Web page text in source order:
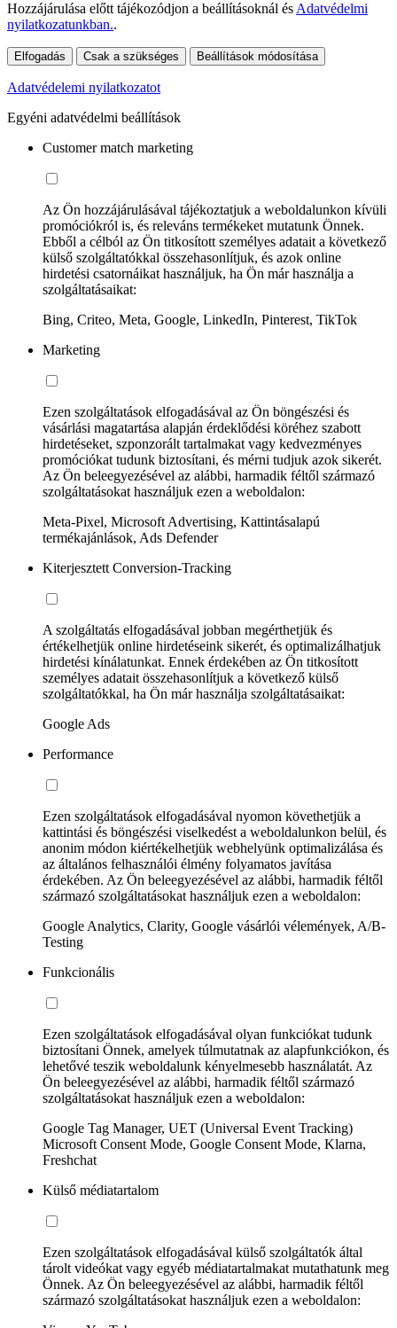
Hozzájárulása előtt tájékozódjon a beállításoknál és Adatvédelmi
nyilatkozatunkban..
Elfogadás Csak a szükséges Beállítások módosítása
Adatvédelemi nyilatkozatot
Egyéni adatvédelmi beállítások
Customer match marketing
Az Ön hozzájárulásával tájékoztatjuk a weboldalunkon kívüli
promóciókról is, és releváns termékeket mutatunk Önnek.
Ebből a célból az Ön titkosított személyes adatait a következő
külső szolgáltatókkal összehasonlítjuk, és azok online
hirdetési csatornáikat használjuk, ha Ön már használja a
szolgáltatásaikat:
Bing, Criteo, Meta, Google, LinkedIn, Pinterest, TikTok
Marketing
Ezen szolgáltatások elfogadásával az Ön böngészési és
vásárlási magatartása alapján érdeklődési köréhez szabott
hirdetéseket, szponzorált tartalmakat vagy kedvezményes
promóciókat tudunk biztosítani, és mérni tudjuk azok sikerét.
Az Ön beleegyezésével az alábbi, harmadik féltől származó
szolgáltatásokat használjuk ezen a weboldalon:
Meta-Pixel, Microsoft Advertising, Kattintásalapú
termékajánlások, Ads Defender
Kiterjesztett Conversion-Tracking
A szolgáltatás elfogadásával jobban megérthetjük és
értékelhetjük online hirdetéseink sikerét, és optimalizálhatjuk
hirdetési kínálatunkat. Ennek érdekében az Ön titkosított
személyes adatait összehasonlítjuk a következő külső
szolgáltatókkal, ha Ön már használja szolgáltatásaikat:
Google Ads
Performance
Ezen szolgáltatások elfogadásával nyomon követhetjük a
kattintási és böngészési viselkedést a weboldalunkon belül, és
anonim módon kiértékelhetjük webhelyünk optimalizálása és
az általános felhasználói élmény folyamatos javítása
érdekében. Az Ön beleegyezésével az alábbi, harmadik féltől
származó szolgáltatásokat használjuk ezen a weboldalon:
Google Analytics, Clarity, Google vásárlói vélemények, A/B-
Testing
Funkcionális
Ezen szolgáltatások elfogadásával olyan funkciókat tudunk
biztosítani Önnek, amelyek túlmutatnak az alapfunkciókon, és
lehetővé teszik weboldalunk kényelmesebb használatát. Az
Ön beleegyezésével az alábbi, harmadik féltől származó
szolgáltatásokat használjuk ezen a weboldalon:
Google Tag Manager, UET (Universal Event Tracking)
Microsoft Consent Mode, Google Consent Mode, Klarna,
Freshchat
Külső médiatartalom
Ezen szolgáltatások elfogadásával külső szolgáltatók által
tárolt videókat vagy egyéb médiatartalmakat mutathatunk meg
Önnek. Az Ön beleegyezésével az alábbi, harmadik féltől
származó szolgáltatásokat használjuk ezen a weboldalon: